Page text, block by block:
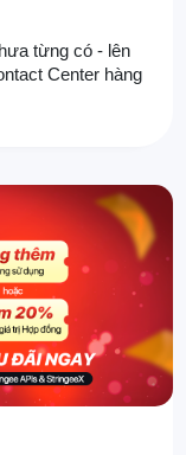
từng có - lên
Center hàng